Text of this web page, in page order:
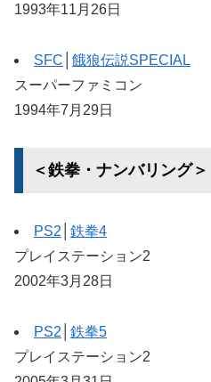
1993年11月26日
SFC
餓狼伝説SPECIAL
スーパーファミコン
1994年7月29日
＜鉄拳・ナンバリング＞
PS2
鉄拳4
プレイステーション2
2002年3月28日
PS2
鉄拳5
プレイステーション2